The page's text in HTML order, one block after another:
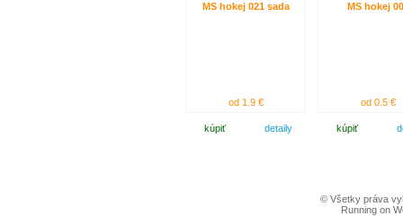
MS hokej 021 sada
od 1.9 €
kúpiť detaily
MS hokej
od 0.5 €
kúpiť
© Všetky práva
Running on